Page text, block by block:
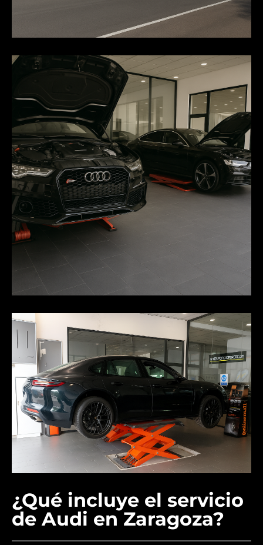
¿Qué incluye el servicio
de Audi en Zaragoza?